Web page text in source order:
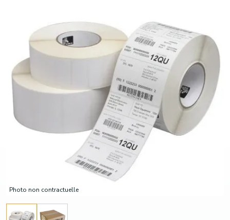
Photo non contractuelle